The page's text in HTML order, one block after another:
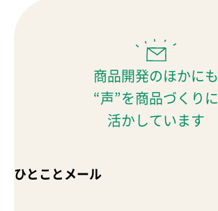
商品開発のほかにも
“声”を商品づくりに
活かしています
ひとことメール